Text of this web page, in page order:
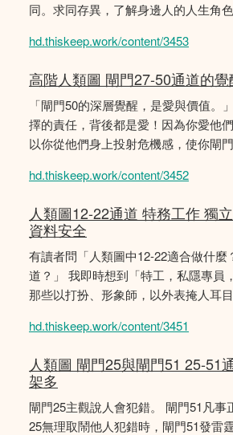
同。求同存異，了解身邊人的人生角色
hd.thiskeep.work/content/3453
高階人類圖 閘門27-50通道的
「閘門50的深層覺醒，是愛與價值。
擇的責任，背後都是愛！因為你愛他
以你從他們身上投射危機感，使你閘
hd.thiskeep.work/content/3452
人類圖12-22通道 特務工作 獨
資料安全
有讀者問「人類圖中12-22適合做什麼
道？」 我即時想到「特工，私隱專員
那些以打扮、形象師，以外表掩人耳目
hd.thiskeep.work/content/3451
人類圖 閘門25與閘門51 25-51
架多
閘門25主觀說人會犯錯。 閘門51凡事
25無理取鬧他人犯錯時，閘門51發雷